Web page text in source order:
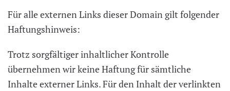
Für alle externen Links dieser Domain gilt folgender
Haftungshinweis:
Trotz sorgfältiger inhaltlicher Kontrolle
übernehmen wir keine Haftung für sämtliche
Inhalte externer Links. Für den Inhalt der verlinkten